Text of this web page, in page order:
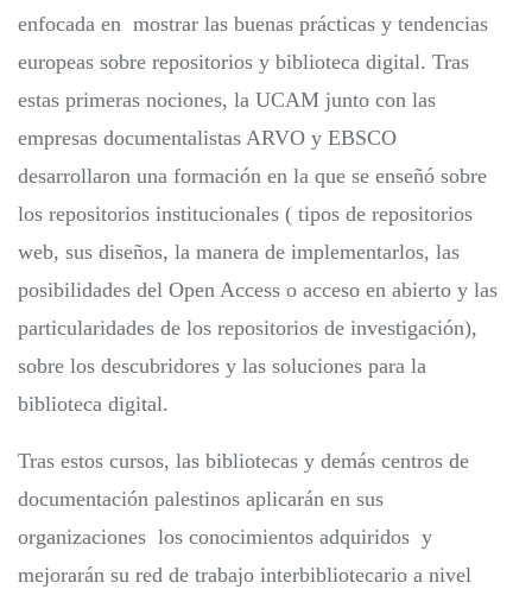
enfocada en mostrar las buenas prácticas y tendencias
europeas sobre repositorios y biblioteca digital. Tras
estas primeras nociones, la UCAM junto con las
empresas documentalistas ARVO y EBSCO
desarrollaron una formación en la que se enseñó sobre
los repositorios institucionales ( tipos de repositorios
web, sus diseños, la manera de implementarlos, las
posibilidades del Open Access o acceso en abierto y las
particularidades de los repositorios de investigación),
sobre los descubridores y las soluciones para la
biblioteca digital.
Tras estos cursos, las bibliotecas y demás centros de
documentación palestinos aplicarán en sus
organizaciones los conocimientos adquiridos y
mejorarán su red de trabajo interbibliotecario a nivel